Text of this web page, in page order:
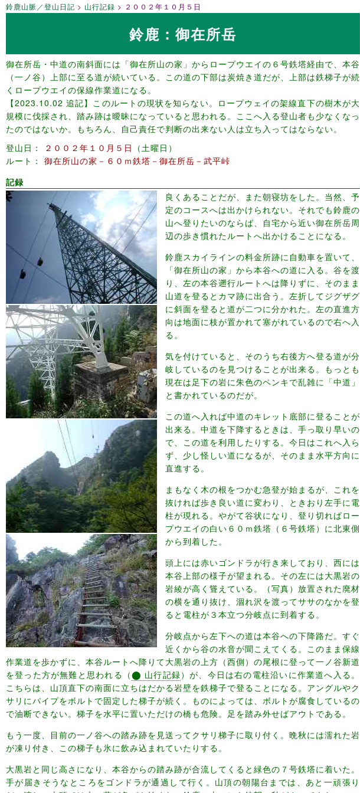
鈴鹿山脈／登山日記 山行記録 ２００２年１０月５日
鈴鹿：御在所岳
御在所岳・中道の南斜面には「御在所山の家」からロープウエイの６号鉄塔経由で、本谷
（一ノ谷）上部に至る道が続いている。この道の下部は炭焼き道だが、上部は鉄梯子が続
くロープウエイの保線作業道になる。
【2023.10.02 追記】このルートの現状を知らない。ロープウェイの架線直下の樹木が大
規模に伐採され、踏み跡は曖昧になっていると思われる。ここへ入る登山者も少なくなっ
たのではないか。もちろん、自己責任で判断の出来ない人は立ち入ってはならない。
登山日
２００２年１０月５日
土曜日
ルート
御在所山の家－６０ｍ鉄塔－御在所岳－武平峠
記録
良くあることだが、また朝寝坊をした。当然、予
定のコースへは出かけられない。それでも鈴鹿の
山へ登りたいのならば、自宅から近い御在所岳周
辺の歩き慣れたルートへ出かけることになる。
鈴鹿スカイラインの料金所跡に自動車を置いて、
「御在所山の家」から本谷への道に入る。谷を渡
り、左の本谷遡行ルートへは降りずに、そのまま
山道を登るとカマ跡に出合う。左折してジグザグ
に斜面を登ると道が二つに分かれた。左の直進方
向は地面に枝が置かれて塞がれているので右へ入
る。
気を付けていると、そのうち右後方へ登る道が分
岐しているのを見つけることが出来る。もっとも
現在は足下の岩に朱色のペンキで乱雑に「中道」
と書かれているのだが。
この道へ入れば中道のキレット底部に登ることが
出来る。中道を下降するときは、手っ取り早いの
で、この道を利用したりする。今日はこれへ入ら
ず、少し怪しい道になるが、そのまま水平方向に
直進する。
まもなく木の根をつかむ急登が始まるが、これを
抜ければ歩き良い道に変わり、ときおり左手に電
柱が現れる。やがて谷状になり、登り切ればロー
プウエイの白い６０ｍ鉄塔（６号鉄塔）に北東側
から到着した。
頭上には赤いゴンドラが行き来しており、西には
本谷上部の様子が望まれる。その左には大黒岩の
岩綾が高く聳えている。（写真）放置された廃材
の横を通り抜け、涸れ沢を渡ってササのなかを登
ると電柱が３本立つ分岐点に到着する。
分岐点から左下への道は本谷への下降路だ。すぐ
近くから谷の水音が聞こえてくる。このまま保線
作業道を歩かずに、本谷ルートへ降りて大黒岩の上方（西側）の尾根に登って一ノ谷新道
を登った方が無難と思われる（⬤ 山行記録）が、今日は右の電柱沿いに作業道へ入る。
こちらは、山頂直下の南面に立ちはだかる岩壁を鉄梯子で登ることになる。アングルやク
サリにパイプをボルトで固定した梯子が続く。ものによっては、ボルトが腐食しているの
で油断できない。梯子を水平に置いただけの橋も危険。足を踏み外せばアウトである。
もう一度、目前の一ノ谷への踏み跡を見送ってクサリ梯子に取り付く。晩秋には濡れた岩
が凍り付き、この梯子も氷に飲み込まれていたりする。
大黒岩と同じ高さになり、本谷からの踏み跡が合流してくると緑色の７号鉄塔に着いた。
手が届きそうなところをゴンドラが通過して行く。山頂の朝陽台までは、あと一頑張り